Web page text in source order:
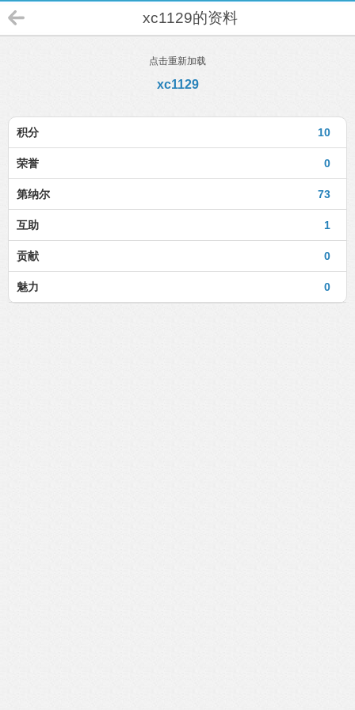
xc1129的资料
点击重新加载
xc1129
10
积分
0
荣誉
73
第纳尔
1
互助
0
贡献
0
魅力